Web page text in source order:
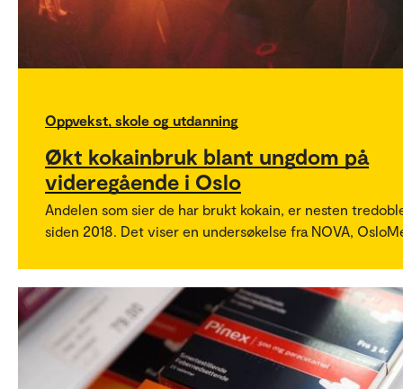
Oppvekst, skole og utdanning
Økt kokainbruk blant ungdom på
videregående i Oslo
Andelen som sier de har brukt kokain, er nesten
siden 2018. Det viser en undersøkelse fra NOVA,